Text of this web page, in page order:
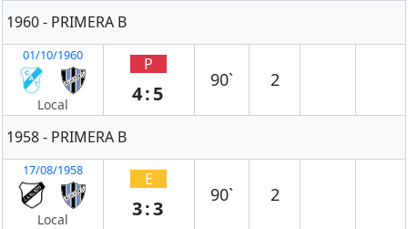
1960 - PRIMERA B
01/10/1960
Local
P
4:5
90` 2
1958 - PRIMERA B
17/08/1958
Local
E
3:3
90` 2